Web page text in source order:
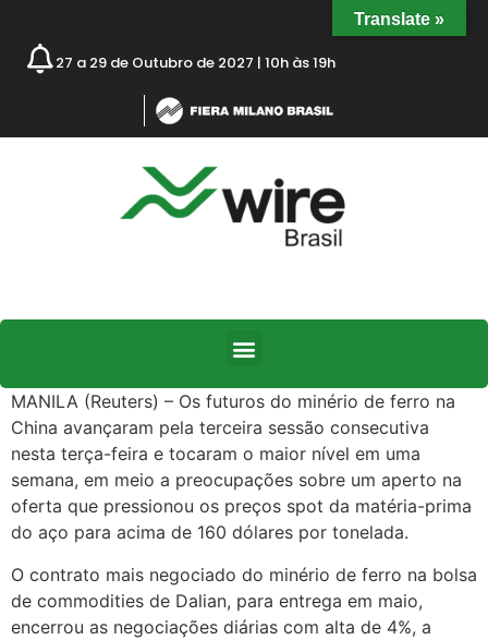
27 a 29 de Outubro de 2027 | 10h às 19h
MANILA (Reuters) – Os futuros do minério de ferro na
China avançaram pela terceira sessão consecutiva
nesta terça-feira e tocaram o maior nível em uma
semana, em meio a preocupações sobre um aperto na
oferta que pressionou os preços spot da matéria-prima
do aço para acima de 160 dólares por tonelada.
O contrato mais negociado do minério de ferro na bolsa
de commodities de Dalian, para entrega em maio,
encerrou as negociações diárias com alta de 4%, a
Translate »